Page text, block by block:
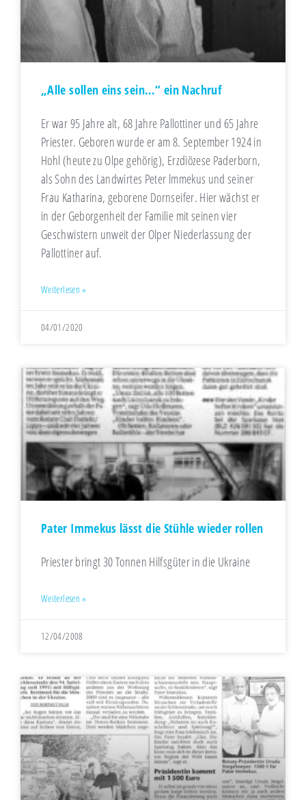
„Alle sollen eins sein…“ ein Nachruf
Er war 95 Jahre alt, 68 Jahre Pallottiner und 65 Jahre
Priester. Geboren wurde er am 8. September 1924 in
Hohl (heute zu Olpe gehörig), Erzdiözese Paderborn,
als Sohn des Landwirtes Peter lmmekus und seiner
Frau Katharina, geborene Dornseifer. Hier wächst er
in der Geborgenheit der Familie mit seinen vier
Geschwistern unweit der Olper Niederlassung der
Pallottiner auf.
Weiterlesen »
04/01/2020
Pater Immekus lässt die Stühle wieder rollen
Priester bringt 30 Tonnen Hilfsgüter in die Ukraine
Weiterlesen »
12/04/2008